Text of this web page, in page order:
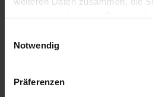
haben oder die sie im Rahmen
Cookies, wenn Sie unsere
Notwendig
Präferenzen
Description
For models with master brake
length 653 mm (cover: 540 mm).
Evaluations